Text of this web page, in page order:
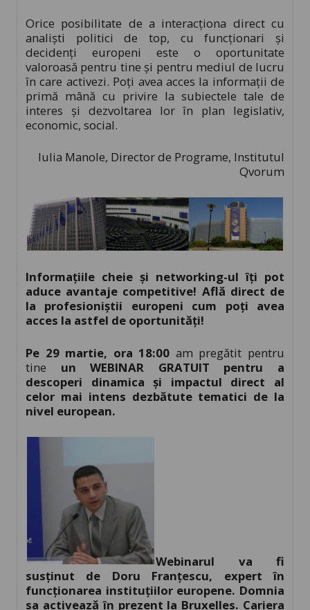
Orice posibilitate de a interacționa direct cu
analiști politici de top, cu funcționari și
decidenți europeni este o oportunitate
valoroasă pentru tine și pentru mediul de lucru
în care activezi. Poți avea acces la informații de
primă mână cu privire la subiectele tale de
interes și dezvoltarea lor în plan legislativ,
economic, social.
Iulia Manole, Director de Programe, Institutul
Qvorum
Informațiile cheie și networking-ul îți pot
aduce avantaje competitive! Află direct de
la profesioniștii europeni cum poți avea
acces la astfel de oportunități!
Pe 29 martie, ora 18:00 am pregătit pentru
tine un WEBINAR GRATUIT pentru a
descoperi dinamica și impactul direct al
celor mai intens dezbătute tematici de la
nivel european.
Webinarul va fi
susținut de Doru Franțescu, expert în
funcționarea instituțiilor europene. Domnia
sa activează în prezent la Bruxelles. Cariera